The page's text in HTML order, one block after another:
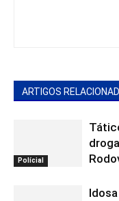
ARTIGOS
Polícial